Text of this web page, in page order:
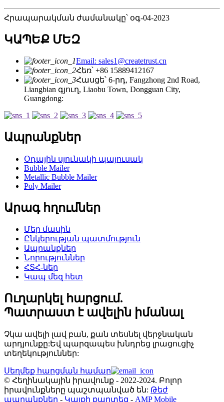
Հրապարակման ժամանակը՝ օգ-04-2023
ԿԱՊԵՔ ՄԵԶ
Email: sales1@createtrust.cn
Հեռ՝ +86 15889412167
Հասցե՝ 6-րդ, Fangzhong 2nd Road,
Liangbian գյուղ, Liaobu Town, Dongguan City,
Guangdong:
Ապրանքներ
Օդային սյունակի պայուսակ
Bubble Mailer
Metallic Bubble Mailer
Poly Mailer
Արագ հղումներ
Մեր մասին
Ընկերության պատմություն
Ապրանքներ
Նորություններ
ՀՏՀ-ներ
Կապ մեզ հետ
Ուղարկել հարցում.
Պատրաստ է ավելին իմանալ
Չկա ավելի լավ բան, քան տեսնել վերջնական
արդյունքը:Եվ պարզապես խնդրեց լրացուցիչ
տեղեկություններ:
Սեղմեք հարցման համար
© Հեղինակային իրավունք - 2022-2024. Բոլոր
իրավունքները պաշտպանված են: Թեժ
ապրանքներ - Կայքի քարտեզ - AMP Mobile